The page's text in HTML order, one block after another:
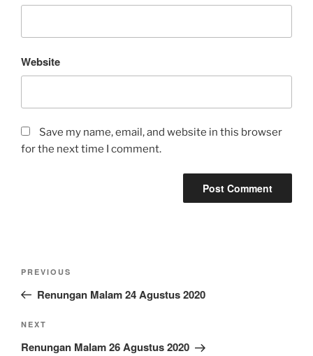
Website
Save my name, email, and website in this browser
for the next time I comment.
Previous
Post
PREVIOUS
Renungan Malam 24 Agustus 2020
Next
Post
NEXT
Renungan Malam 26 Agustus 2020